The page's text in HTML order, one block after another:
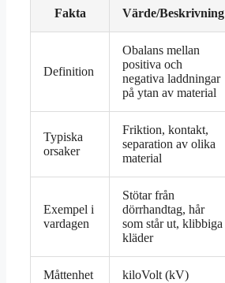
Fakta Värde/Beskrivning
Definition
Obalans mellan
positiva och
negativa laddningar
på ytan av material
Typiska
orsaker
Friktion, kontakt,
separation av olika
material
Exempel i
vardagen
Stötar från
dörrhandtag, hår
som står ut, klibbiga
kläder
Måttenhet kiloVolt (kV)